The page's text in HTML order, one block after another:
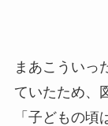
まあこういっ
ていたため、
「子どもの